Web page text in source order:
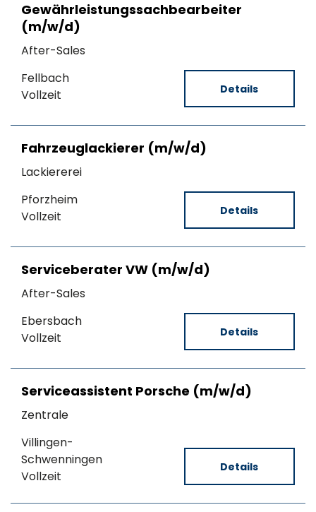
Gewährleistungssachbearbeiter
(m/w/d)
After-Sales
Fellbach
Vollzeit
Details
Fahrzeuglackierer (m/w/d)
Lackiererei
Pforzheim
Vollzeit
Details
Serviceberater VW (m/w/d)
After-Sales
Ebersbach
Vollzeit
Details
Serviceassistent Porsche (m/w/d)
Zentrale
Villingen-
Schwenningen
Vollzeit
Details